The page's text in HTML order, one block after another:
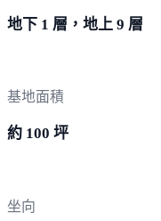
地下 1 層，地上 9 層
基地面積
約 100 坪
坐向